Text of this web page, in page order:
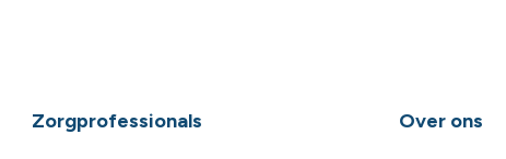
Zorgprofessionals
Over ons